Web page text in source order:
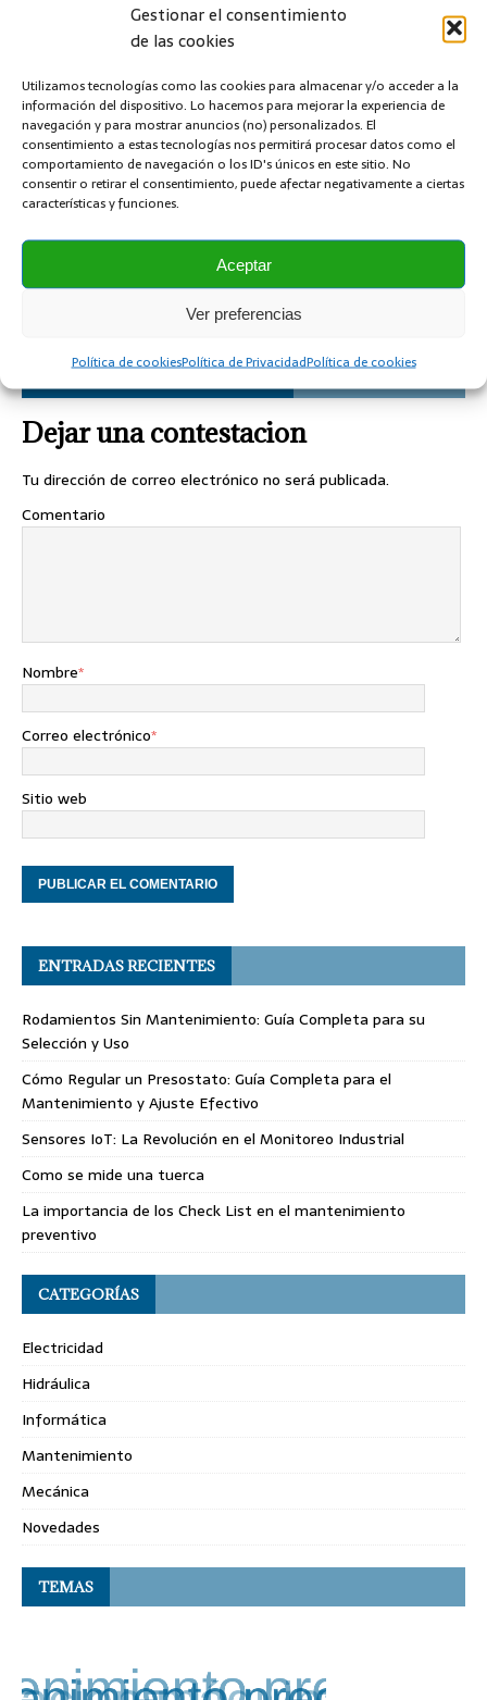
Gestionar el consentimiento
de las cookies
Utilizamos tecnologías como las cookies para almacenar y/o acceder a la
información del dispositivo. Lo hacemos para mejorar la experiencia de
navegación y para mostrar anuncios (no) personalizados. El
consentimiento a estas tecnologías nos permitirá procesar datos como el
comportamiento de navegación o los ID's únicos en este sitio. No
consentir o retirar el consentimiento, puede afectar negativamente a ciertas
características y funciones.
Aceptar
Ver preferencias
Política de cookiesPolítica de PrivacidadPolítica de cookies
Tensión (0,6/1kV) y (s/VDE)
Soluciones wifi para la industria y la empresa
REDES INFORMATICAS
ANTERIOR
Por qué la temperatura del aceite es demasiado
alta en instalaciones hidráulicas
SIGUIENTE
Mantenimiento Predictivo. Ensayo de partículas
magnéticas
Dejar una contestacion
Tu dirección de correo electrónico no será publicada.
Comentario
Nombre*
Correo electrónico*
Sitio web
ENTRADAS RECIENTES
Rodamientos Sin Mantenimiento: Guía Completa para su
Selección y Uso
Cómo Regular un Presostato: Guía Completa para el
Mantenimiento y Ajuste Efectivo
Sensores IoT: La Revolución en el Monitoreo Industrial
Como se mide una tuerca
La importancia de los Check List en el mantenimiento
preventivo
CATEGORÍAS
Electricidad
Hidráulica
Informática
Mantenimiento
Mecánica
Novedades
TEMAS